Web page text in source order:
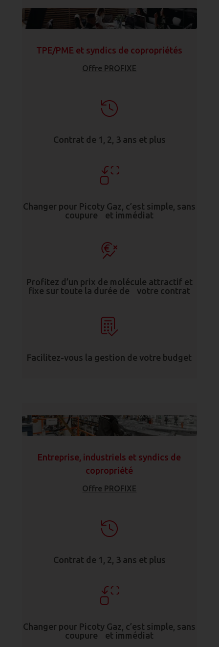
TPE/PME et syndics de copropriétés
Offre PROFIXE
Contrat de 1, 2, 3 ans et plus
Changer pour Picoty Gaz, c’est simple, sans
coupure et immédiat
Profitez d’un prix de molécule attractif et
fixe sur toute la durée de votre contrat
Facilitez-vous la gestion de votre budget
Entreprise, industriels et syndics de
copropriété
Offre PROFIXE
Contrat de 1, 2, 3 ans et plus
Changer pour Picoty Gaz, c’est simple, sans
coupure et immédiat